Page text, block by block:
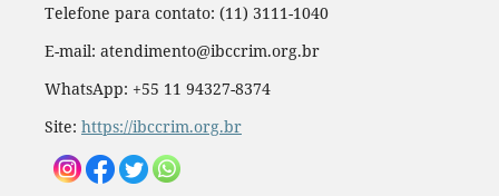
Telefone para contato: (11) 3111-1040
E-mail: atendimento@ibccrim.org.br
WhatsApp: +55 11 94327-8374
Site: https://ibccrim.org.br